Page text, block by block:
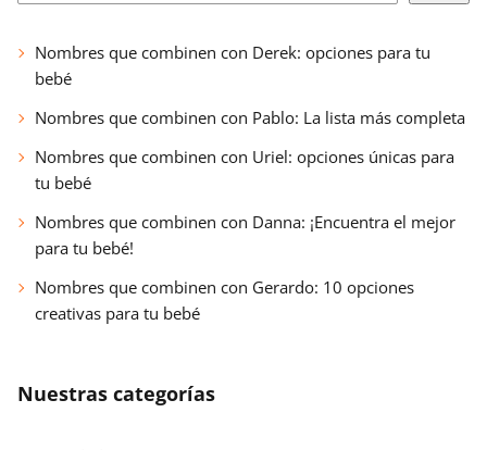
Nombres que combinen con Derek: opciones para tu
bebé
Nombres que combinen con Pablo: La lista más completa
Nombres que combinen con Uriel: opciones únicas para
tu bebé
Nombres que combinen con Danna: ¡Encuentra el mejor
para tu bebé!
Nombres que combinen con Gerardo: 10 opciones
creativas para tu bebé
Nuestras categorías